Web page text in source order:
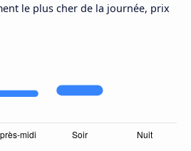
le plus cher de la journée, prix